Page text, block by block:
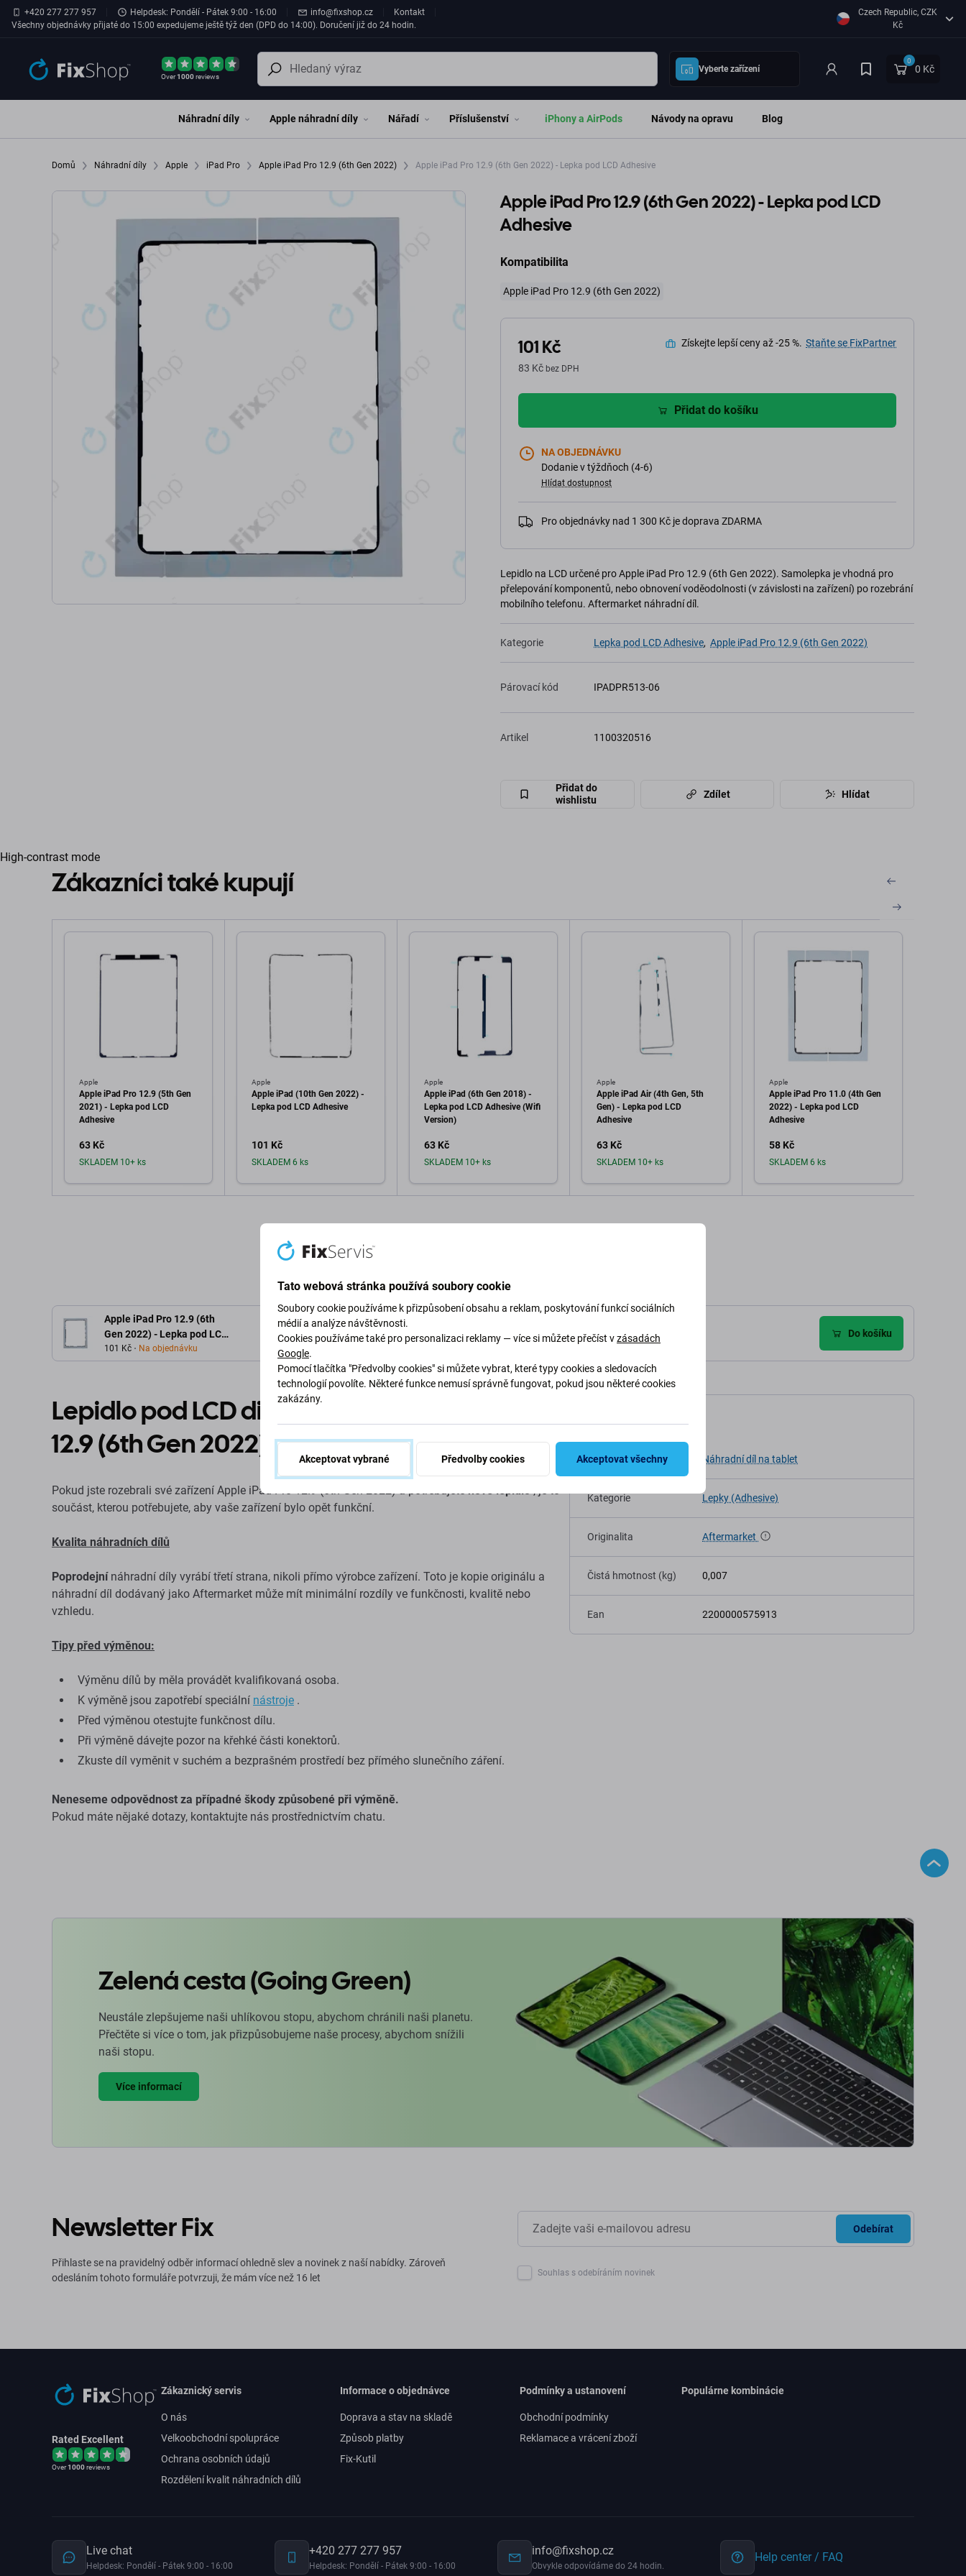
Přeskočit na hlavní obsah
+420 277 277 957 Helpdesk: Pondělí - Pátek 9:00 - 16:00 info@fixshop.cz
Kontakt
Všechny objednávky přijaté do 15:00 expedujeme ještě týž den (DPD do 14:00). Doručení již do 24 hodin.
Czech Republic, CZK
Kč
Over1000reviews
Vyberte zařízení
0
0 Kč
Náhradní díly Apple náhradní díly Nářadí Příslušenství iPhony a AirPods Návody na opravu Blog
Domů Náhradní díly Apple iPad Pro Apple iPad Pro 12.9 (6th Gen 2022) Apple iPad Pro 12.9 (6th Gen 2022) - Lepka pod LCD Adhesive
Apple iPad Pro 12.9 (6th Gen 2022) - Lepka pod LCD
Adhesive
Kompatibilita
Apple iPad Pro 12.9 (6th Gen 2022)
101 Kč
83 Kč bez DPH
Získejte lepší ceny až -25 %. Staňte se FixPartner
Přidat do košíku
NA OBJEDNÁVKU
Dodanie v týždňoch (4-6)
Hlídat dostupnost
Pro objednávky nad 1 300 Kč je doprava ZDARMA
Lepidlo na LCD určené pro Apple iPad Pro 12.9 (6th Gen 2022). Samolepka je vhodná pro
přelepování komponentů, nebo obnovení voděodolnosti (v závislosti na zařízení) po rozebrání
mobilního telefonu. Aftermarket náhradní díl.
Kategorie Lepka pod LCD Adhesive, Apple iPad Pro 12.9 (6th Gen 2022)
Párovací kód IPADPR513-06
Artikel 1100320516
Přidat do
wishlistu
Zdílet Hlídat
High-contrast mode
Zákazníci také kupují
Apple
Apple iPad Pro 12.9 (5th Gen
2021) - Lepka pod LCD
Adhesive
63 Kč
SKLADEM 10+ ks
Apple
Apple iPad (10th Gen 2022) -
Lepka pod LCD Adhesive
101 Kč
SKLADEM 6 ks
Apple
Apple iPad (6th Gen 2018) -
Lepka pod LCD Adhesive (Wifi
Version)
63 Kč
SKLADEM 10+ ks
Apple
Apple iPad Air (4th Gen, 5th
Gen) - Lepka pod LCD
Adhesive
63 Kč
SKLADEM 10+ ks
Apple
Apple iPad Pro 11.0 (4th Gen
2022) - Lepka pod LCD
Adhesive
58 Kč
SKLADEM 6 ks
Apple iPad Pro 12.9 (6th
Gen 2022) - Lepka pod LCD
Adhesive
101 Kč Na objednávku
Popis a specifikace Kvalita Doprava a vrácení Do košíku
Lepidlo pod LCD displej pro Apple iPad Pro
12.9 (6th Gen 2022)
Pokud jste rozebrali své zařízení Apple iPad Pro 12.9 (6th Gen 2022) a potřebujetenové lepidlo, je to
součást, kterou potřebujete, aby vaše zařízení bylo opět funkční.
Kvalita náhradních dílů
Poprodejnínáhradní díly vyrábí třetí strana, nikoli přímo výrobce zařízení. Toto je kopie originálu a
náhradní díl dodávaný jako Aftermarket může mít minimální rozdíly ve funkčnosti, kvalitě nebo
vzhledu.
Tipy před výměnou:
Výměnu dílů by měla provádět kvalifikovaná osoba.
K výměně jsou zapotřebí speciální nástroje .
Před výměnou otestujte funkčnost dílu.
Při výměně dávejte pozor na křehké části konektorů.
Zkuste díl vyměnit v suchém a bezprašném prostředí bez přímého slunečního záření.
Neneseme odpovědnost za případné škody způsobené při výměně.
Pokud máte nějaké dotazy, kontaktujte nás prostřednictvím chatu.
Specifikace
Typ zařízení Náhradní díl na tablet
Kategorie Lepky (Adhesive)
Originalita Aftermarket
Čistá hmotnost (kg) 0,007
Ean 2200000575913
Zelená cesta (Going Green)
Neustále zlepšujeme naši uhlíkovou stopu, abychom chránili naši planetu.
Přečtěte si více o tom, jak přizpůsobujeme naše procesy, abychom snížili
naši stopu.
Více informací
Newsletter Fix
Přihlaste se na pravidelný odběr informací ohledně slev a novinek z naší nabídky. Zároveň
odesláním tohoto formuláře potvrzuji, že mám více než 16 let
Odebírat
Souhlas s odebíráním novinek
Rated Excellent
Over1000reviews
Zákaznický servis
O nás
Velkoobchodní spolupráce
Ochrana osobních údajů
Rozdělení kvalit náhradních dílů
Informace o objednávce
Doprava a stav na skladě
Způsob platby
Fix-Kutil
Podmínky a ustanovení
Obchodní podmínky
Reklamace a vrácení zboží
Populárne kombinácie
Live chat
Helpdesk: Pondělí - Pátek 9:00 - 16:00
+420 277 277 957
Helpdesk: Pondělí - Pátek 9:00 - 16:00
info@fixshop.cz
Obvykle odpovídáme do 24 hodin.
Help center / FAQ
Tato webová stránka používá soubory cookie
Soubory cookie používáme k přizpůsobení obsahu a reklam, poskytování funkcí sociálních
médií a analýze návštěvnosti.
Cookies používáme také pro personalizaci reklamy — více si můžete přečíst vzásadách
Google.
Pomocí tlačítka "Předvolby cookies" si můžete vybrat, které typy cookies a sledovacích
technologií povolíte. Některé funkce nemusí správně fungovat, pokud jsou některé cookies
zakázány.
Akceptovat vybrané Předvolby cookies Akceptovat všechny